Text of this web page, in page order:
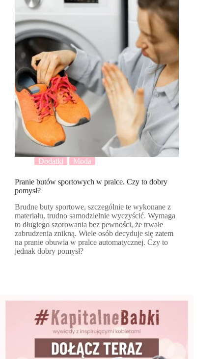
Dodatki Moda
Pranie butów sportowych w pralce. Czy to dobry
pomysł?
Brudne buty sportowe, szczególnie te wykonane z
materiału, trudno samodzielnie wyczyścić. Wymaga
to długiego szorowania bez pewności, że trwałe
zabrudzenia znikną. Wiele osób decyduje się zatem
na pranie obuwia w pralce automatycznej. Czy to
jednak dobry pomysł?